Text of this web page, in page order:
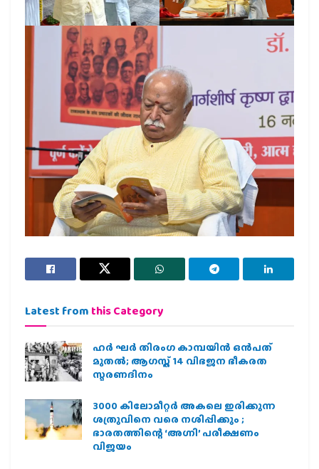
Latest from this Category
ഹര്‍ ഘര്‍ തിരംഗ കാമ്പയിന്‍ ഒന്‍പത്
മുതല്‍; ആഗസ്ത് 14 വിഭജന ഭീകരത
സ്മരണദിനം
3000 കിലോമീറ്റർ അകലെ ഇരിക്കുന്ന
ശത്രുവിനെ വരെ നശിപ്പിക്കും ;
ഭാരതത്തിന്റെ ‘അഗ്നി’ പരീക്ഷണം
വിജയം